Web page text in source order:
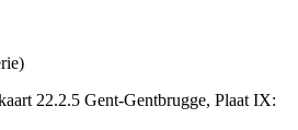
22.2.5 Gent-Gentbrugge, Plaat IX: